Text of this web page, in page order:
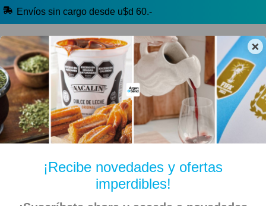
×
¡Recibe novedades y ofertas
imperdibles!
Envíos sin cargo desde u$d 60.-
🔥 Alfajores y Golosinas
🧉 Clásicos argentinos 🏷️ Todas las categorías
Inicio Libros